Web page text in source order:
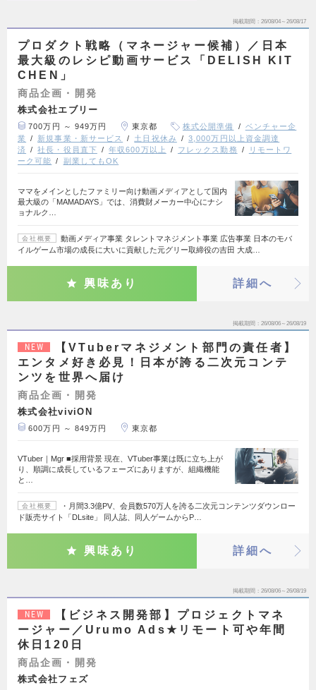
掲載期間 26/08/04～26/08/17
プロダクト戦略（マネージャー候補）／日本
最大級のレシピ動画サービス「DELISH KIT
CHEN」
商品企画・開発
株式会社エブリー
700万円 ～ 949万円 東京都 株式公開準備
ベンチャー企
業
新規事業・新サービス 土日祝休み
3,000万円以上資金調達
済
社長・役員直下 年収600万以上 フレックス勤務
リモートワ
ーク可能
副業してもOK
ママをメインとしたファミリー向け動画メディアとして国内
最大級の「MAMADAYS」では、消費財メーカー中心にナシ
ョナルク…
会社概要
動画メディア事業 タレントマネジメント事業 広告事業 日本のモバ
イルゲーム市場の成長に大いに貢献した元グリー取締役の吉田 大成…
興味あり 詳細へ
掲載期間 26/08/06～26/08/19
NEW
【VTuberマネジメント部門の責任者】
エンタメ好き必見！日本が誇る二次元コンテ
ンツを世界へ届け
商品企画・開発
株式会社viviON
600万円 ～ 849万円 東京都
VTuber｜Mgr ■採用背景 現在、VTuber事業は既に立ち上が
り、順調に成長しているフェーズにありますが、組織機能
と…
会社概要
・月間3.3億PV、会員数570万人を誇る二次元コンテンツダウンロー
ド販売サイト「DLsite」 同人誌、同人ゲームからP…
興味あり 詳細へ
掲載期間 26/08/06～26/08/19
NEW
【ビジネス開発部】プロジェクトマネ
ージャー／Urumo Ads★リモート可や年間
休日120日
商品企画・開発
株式会社フェズ